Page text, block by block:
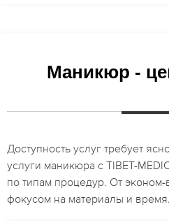
Маникюр -
Доступность услуг требует
услуги маникюра с TIBET-
по типам процедур. От
фокусом на материалы и время.